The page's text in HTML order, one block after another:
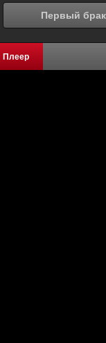
Первый
Плеер